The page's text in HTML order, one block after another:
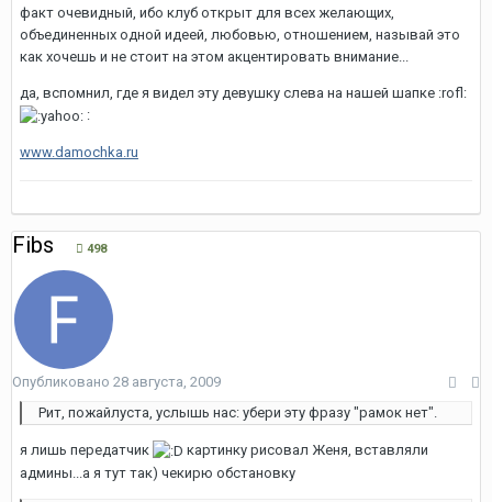
факт очевидный, ибо клуб открыт для всех желающих,
объединенных одной идеей, любовью, отношением, называй это
как хочешь и не стоит на этом акцентировать внимание...
да, вспомнил, где я видел эту девушку слева на нашей шапке :rofl:
:
www.damochka.ru
Fibs 498
Опубликовано 28 августа, 2009
Рит, пожайлуста, услышь нас: убери эту фразу "рамок нет".
я лишь передатчик
картинку рисовал Женя, вставляли
админы...а я тут так) чекирю обстановку